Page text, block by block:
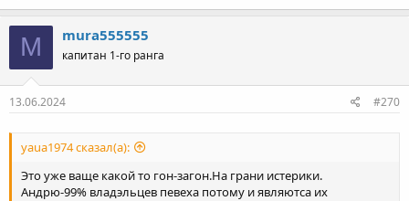
M mura555555
капитан 1-го ранга
13.06.2024 #270
yaua1974 сказал(а):
Это уже ваще какой то гон-загон.На грани истерики.
Андрю-99% владэльцев певеха потому и являютса их